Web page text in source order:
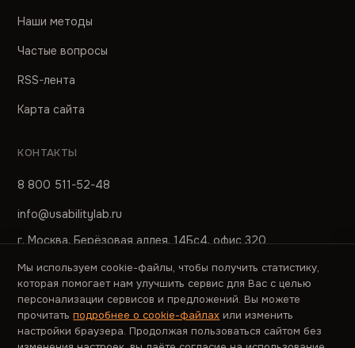
Наши методы
Частые вопросы
RSS-лента
Карта сайта
КОНТАКТЫ
8 800 511-52-48
info@usabilitylab.ru
г. Москва, Берёзовая аллея, 14Бс4, офис 320
ПРЕСС-СЛУЖБА
pr@usabilitylab.ru
Мы используем cookie-файлы, чтобы получить статистику,
которая помогает нам улучшить сервис для Вас с целью
персонализации сервисов и предложений. Вы можете
прочитатьподробнее о cookie-файлах или изменить
настройки браузера. Продолжая пользоваться сайтом без